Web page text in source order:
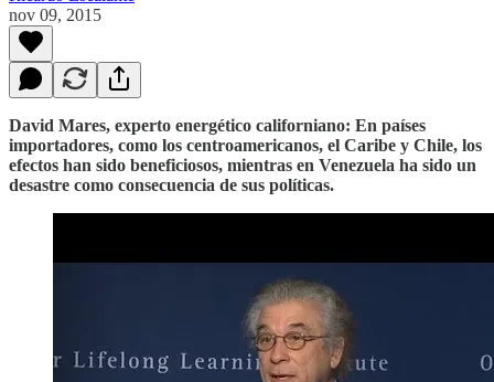
nov 09, 2015
David Mares, experto energético californiano: En países
importadores, como los centroamericanos, el Caribe y Chile, los
efectos han sido beneficiosos, mientras en Venezuela ha sido un
desastre como consecuencia de sus políticas.